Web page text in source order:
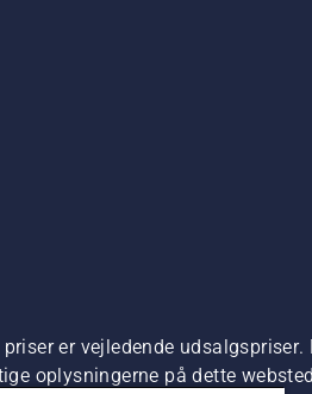
er vejledende
oplysningerne på dette